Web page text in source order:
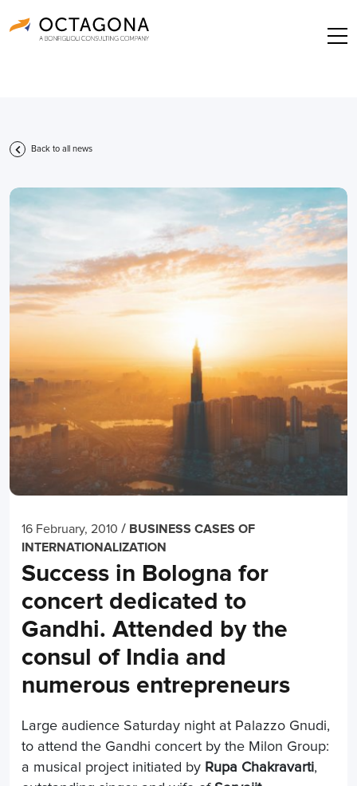
Back to all news
16 February, 2010 / BUSINESS CASES OF
INTERNATIONALIZATION
Success in Bologna for
concert dedicated to
Gandhi. Attended by the
consul of India and
numerous entrepreneurs
Large audience Saturday night at Palazzo Gnudi,
to attend the Gandhi concert by the Milon Group:
a musical project initiated by Rupa Chakravarti,